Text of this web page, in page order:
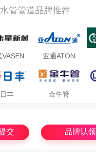
水管管道品牌推荐
VASEN 亚通ATON
日丰 金牛管
交 品牌认领